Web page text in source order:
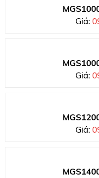
Giá:
Giá:
Giá: